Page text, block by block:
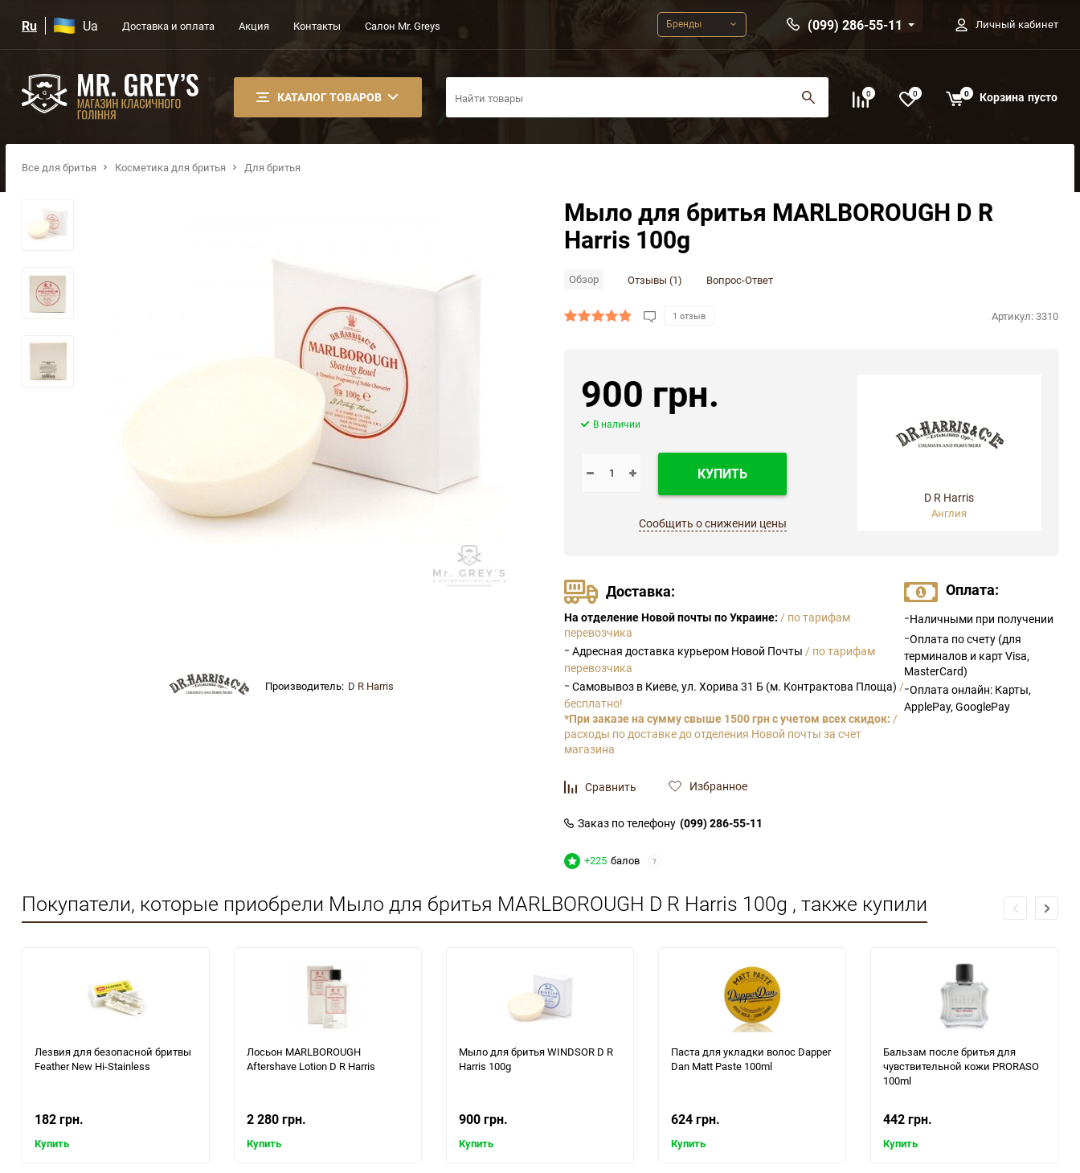
Ru Ua Доставка и оплата Акция Контакты Салон Mr. Greys Бренды (099) 286-55-11 Личный кабинет
КАТАЛОГ ТОВАРОВ 0 0 0 Корзина пусто
Все для бритья Косметика для бритья Для бритья
Производитель: D R Harris
Мыло для бритья MARLBOROUGH D R
Harris 100g
Обзор Отзывы (1) Вопрос-Ответ
1 отзыв Артикул:3310
900 грн.
В наличии
КУПИТЬ
Сообщить о снижении цены
D R Harris
Англия
Доставка:
На отделение Новой почты по Украине: / по тарифам
перевозчика
- Адресная доставка курьером Новой Почты / по тарифам
перевозчика
- Самовывоз в Киеве, ул. Хорива 31 Б (м. Контрактова Площа) /
бесплатно!
*При заказе на сумму свыше 1500 грн с учетом всех скидок: /
расходы по доставке до отделения Новой почты за счет
магазина
Оплата:
-Наличными при получении
-Оплата по счету (для
терминалов и карт Visa,
MasterCard)
-Оплата онлайн: Карты,
ApplePay, GooglePay
Сравнить Избранное
Заказ по телефону (099) 286-55-11
+225 балов ?
Покупатели, которые приобрели Мыло для бритья MARLBOROUGH D R Harris 100g , также купили
Лезвия для безопасной бритвы
Feather New Hi-Stainless
182 грн.
Купить
Лосьон MARLBOROUGH
Aftershave Lotion D R Harris
2 280 грн.
Купить
Мыло для бритья WINDSOR D R
Harris 100g
900 грн.
Купить
Паста для укладки волос Dapper
Dan Matt Paste 100ml
624 грн.
Купить
Бальзам после бритья для
чувствительной кожи PRORASO
100ml
442 грн.
Купить